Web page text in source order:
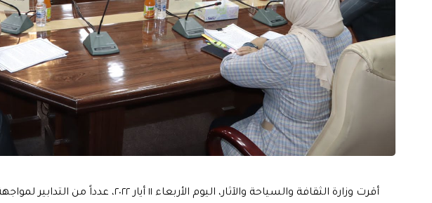
أقرت وزارة الثقافة والسياحة والآثار، اليوم الأربعاء ١١ أيار ٢٠٢٢، عدداً من التدابير لمواجهة التطبيع مع الكيان الصهيوني.